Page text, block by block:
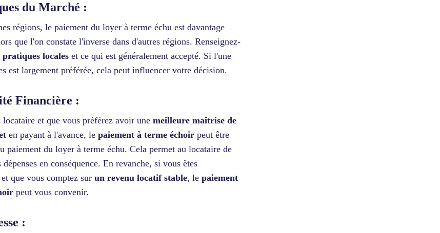
du Marché :
régions, le paiement du loyer à terme échu est davantage
que l'on constate l'inverse dans d'autres régions. Renseignez-
pratiques locales et ce qui est généralement accepté. Si l'une
est largement préférée, cela peut influencer votre décision.
Financière :
locataire et que vous préférez avoir une meilleure maîtrise de
en payant à l'avance, le paiement à terme échoir peut être
paiement du loyer à terme échu. Cela permet au locataire de
en conséquence. En revanche, si vous êtes
que vous comptez sur un revenu locatif stable, le paiement
peut vous convenir.
: